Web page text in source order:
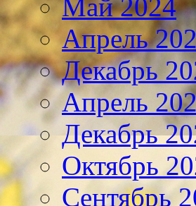
Май 2024
Апрель
Декабрь
Апрель
Декабрь
Октябрь
Сентябрь